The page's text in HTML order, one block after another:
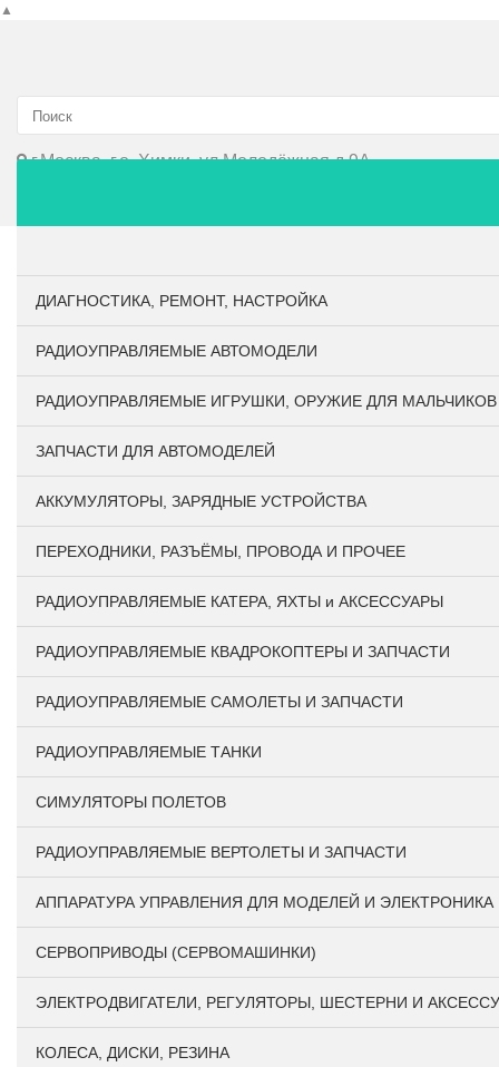
▲
г.Москва, г.о. Химки, ул.Молодёжная д.9А
ДИАГНОСТИКА, РЕМОНТ, НАСТРОЙКА
РАДИОУПРАВЛЯЕМЫЕ АВТОМОДЕЛИ
РАДИОУПРАВЛЯЕМЫЕ ИГРУШКИ, ОРУЖИЕ ДЛЯ МАЛЬЧИКОВ
ЗАПЧАСТИ ДЛЯ АВТОМОДЕЛЕЙ
АККУМУЛЯТОРЫ, ЗАРЯДНЫЕ УСТРОЙСТВА
ПЕРЕХОДНИКИ, РАЗЪЁМЫ, ПРОВОДА И ПРОЧЕЕ
РАДИОУПРАВЛЯЕМЫЕ КАТЕРА, ЯХТЫ и АКСЕССУАРЫ
РАДИОУПРАВЛЯЕМЫЕ КВАДРОКОПТЕРЫ И ЗАПЧАСТИ
РАДИОУПРАВЛЯЕМЫЕ САМОЛЕТЫ И ЗАПЧАСТИ
РАДИОУПРАВЛЯЕМЫЕ ТАНКИ
СИМУЛЯТОРЫ ПОЛЕТОВ
РАДИОУПРАВЛЯЕМЫЕ ВЕРТОЛЕТЫ И ЗАПЧАСТИ
АППАРАТУРА УПРАВЛЕНИЯ ДЛЯ МОДЕЛЕЙ И ЭЛЕКТРОНИКА
СЕРВОПРИВОДЫ (СЕРВОМАШИНКИ)
ЭЛЕКТРОДВИГАТЕЛИ, РЕГУЛЯТОРЫ, ШЕСТЕРНИ И
КОЛЕСА, ДИСКИ, РЕЗИНА